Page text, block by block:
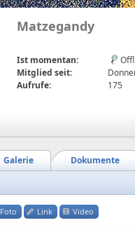
Matzegandy
Ist momentan:
Mitglied seit:
Aufrufe:
175
Dokumente
Galerie
Foto Link Video